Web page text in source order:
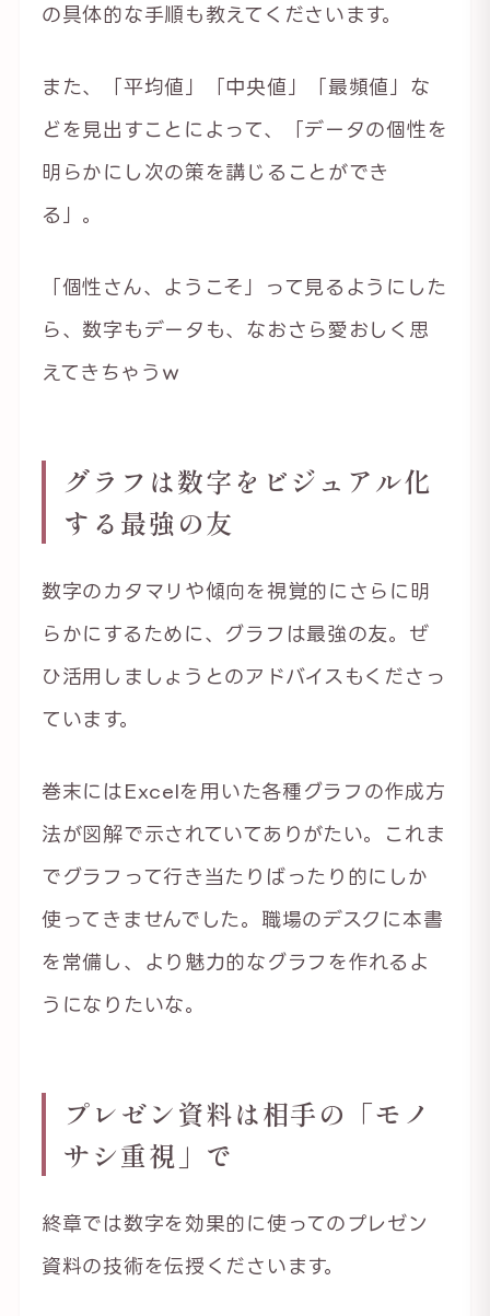
の具体的な手順も教えてくださいます。
また、「平均値」「中央値」「最頻値」な
どを見出すことによって、「データの個性を
明らかにし次の策を講じることができ
る」。
「個性さん、ようこそ」って見るようにした
ら、数字もデータも、なおさら愛おしく思
えてきちゃうｗ
グラフは数字をビジュアル化
する最強の友
数字のカタマリや傾向を視覚的にさらに明
らかにするために、グラフは最強の友。ぜ
ひ活用しましょうとのアドバイスもくださっ
ています。
巻末にはExcelを用いた各種グラフの作成方
法が図解で示されていてありがたい。これま
でグラフって行き当たりばったり的にしか
使ってきませんでした。職場のデスクに本書
を常備し、より魅力的なグラフを作れるよ
うになりたいな。
プレゼン資料は相手の「モノ
サシ重視」で
終章では数字を効果的に使ってのプレゼン
資料の技術を伝授くださいます。